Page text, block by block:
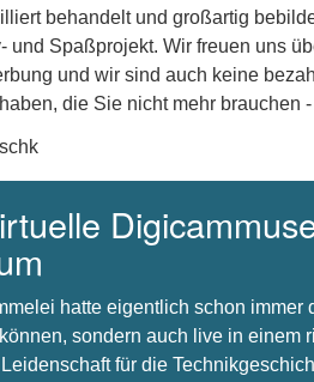
behandelt und großartig
und Spaßprojekt. Wir freuen uns
und wir sind auch keine
die Sie nicht mehr brauchen
hatte eigentlich schon
sondern auch live in einem
für die